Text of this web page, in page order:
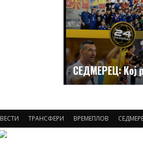
СЕДМЕРЕЦ: Кој
ВЕСТИ ТРАНСФЕРИ ВРЕМЕПЛОВ